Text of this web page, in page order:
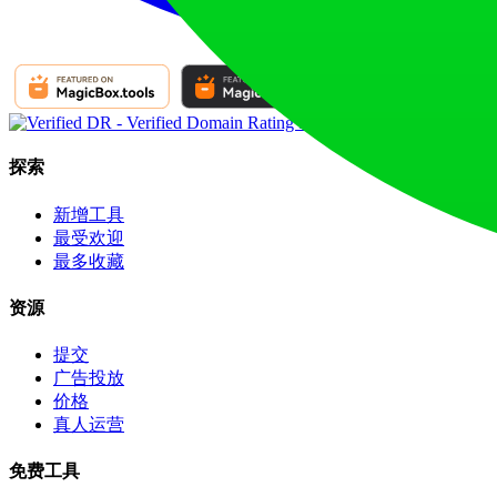
探索
新增工具
最受欢迎
最多收藏
资源
提交
广告投放
价格
真人运营
免费工具